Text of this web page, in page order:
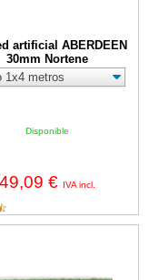
artificial ABERDEEN
30mm Nortene
Disponible
49,09 € IVA incl.
artificial GREEN DENIA